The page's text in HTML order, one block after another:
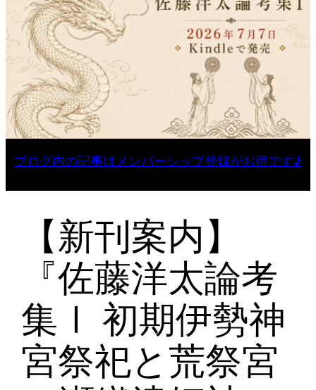
ブログ内の記事はメンバーシップ登録がお得です♪
【新刊案内】
『佐藤洋太論考
集Ⅰ 初期伊勢神
宮祭祀と荒祭宮